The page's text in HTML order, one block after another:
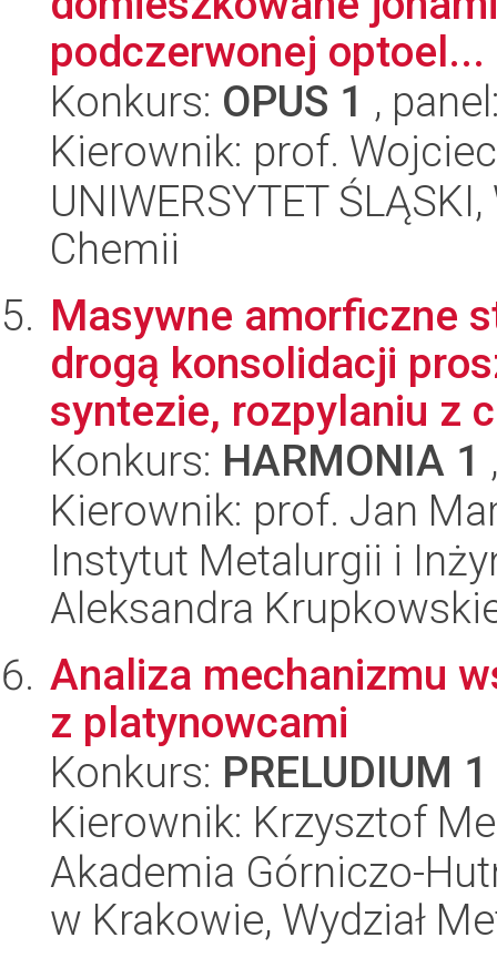
podczerwonej optoel...
Konkurs: OPUS 1 ,
Kierownik: prof.
UNIWERSYTET
Chemii
Masywne amorficzne
drogą konsolidacji
syntezie, rozpylaniu z
Konkurs: HARMONIA 1
Kierownik: prof. Jan
Instytut Metalurgii i
Aleksandra
Analiza mechanizmu
z platynowcami
Konkurs: PRELUDIUM 1
Kierownik: Krzysztof
Akademia Górniczo-
w Krakowie, Wydział